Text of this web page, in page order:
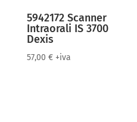
5942172 Scanner
Intraorali IS 3700
Dexis
57,00 € +iva